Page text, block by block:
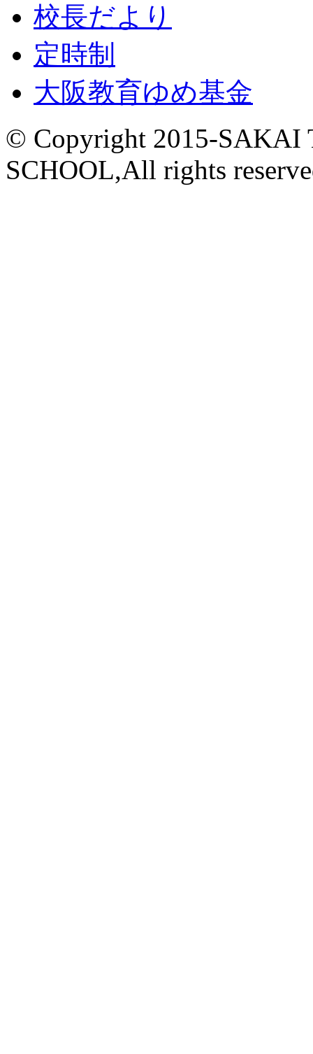
校長だより
定時制
大阪教育ゆめ基金
© Copyright 2015-SAKAI
SCHOOL,All rights